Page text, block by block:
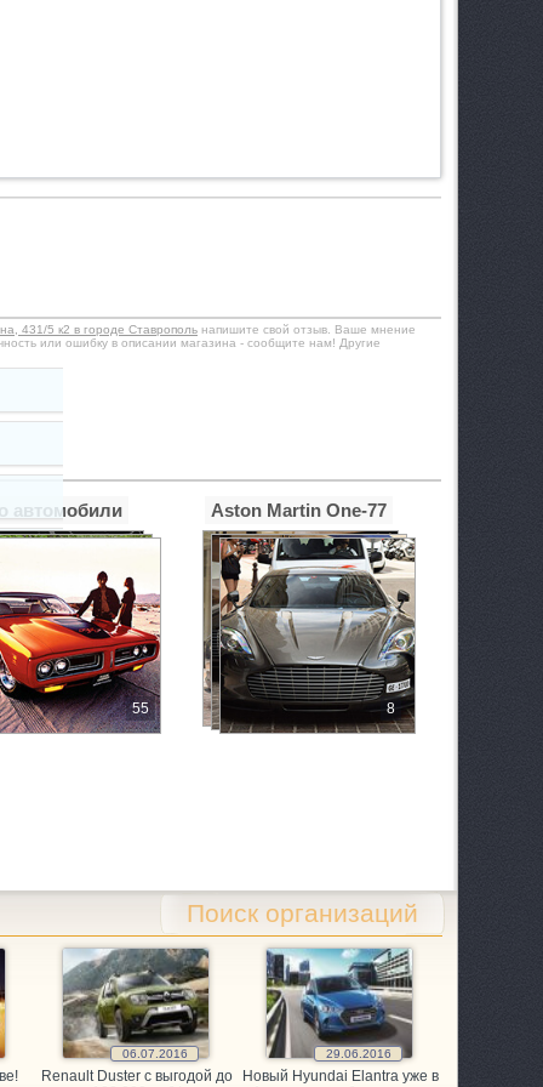
431/5 к2 в городе Ставрополь напишите свой отзыв. Ваше мнение
или ошибку в описании магазина - сообщите нам! Другие
55
автомобили
8
Aston Martin One-77
Поиск организаций
06.07.2016
Renault Duster с выгодой до
29.06.2016
Новый Hyundai Elantra уже в